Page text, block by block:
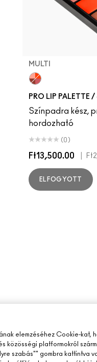
MULTI
PRO LIP PALETTE
Színpadra kész,
hordozható
(0)
Ft13,500.00
ELFOGYOTT
elemzéséhez Cookie-kat,
közösségi platformokról
szabás"" gombra kattintva